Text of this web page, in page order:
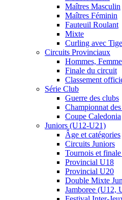
Maîtres Masculin
Maîtres Féminin
Fauteuil Roulant
Mixte
Curling avec Tige
Circuits Provinciaux
Hommes,
Finale du circuit
Classement
Série Club
Guerre des clubs
Championnat
Coupe Caledonia
Juniors (U12-U21)
Âge et catégories
Circuits Juniors
Tournois et
Provincial U18
Provincial U20
Double Mixte
Jamboree (U12,